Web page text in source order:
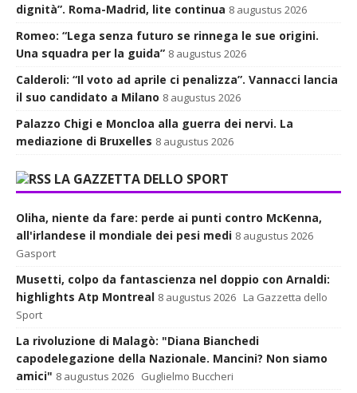
dignità”. Roma-Madrid, lite continua 8 augustus 2026
Romeo: “Lega senza futuro se rinnega le sue origini.
Una squadra per la guida” 8 augustus 2026
Calderoli: “Il voto ad aprile ci penalizza”. Vannacci lancia
il suo candidato a Milano 8 augustus 2026
Palazzo Chigi e Moncloa alla guerra dei nervi. La
mediazione di Bruxelles 8 augustus 2026
LA GAZZETTA DELLO SPORT
Oliha, niente da fare: perde ai punti contro McKenna,
all'irlandese il mondiale dei pesi medi 8 augustus 2026
Gasport
Musetti, colpo da fantascienza nel doppio con Arnaldi:
highlights Atp Montreal 8 augustus 2026 La Gazzetta dello
Sport
La rivoluzione di Malagò: "Diana Bianchedi
capodelegazione della Nazionale. Mancini? Non siamo
amici" 8 augustus 2026 Guglielmo Buccheri